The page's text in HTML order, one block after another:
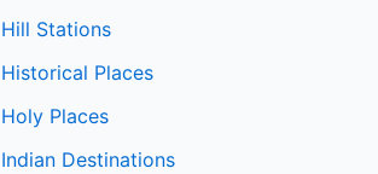
Hill Stations
Historical Places
Holy Places
Indian Destinations